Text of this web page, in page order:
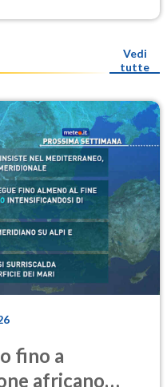
Vedi
tutte
fino a
africano